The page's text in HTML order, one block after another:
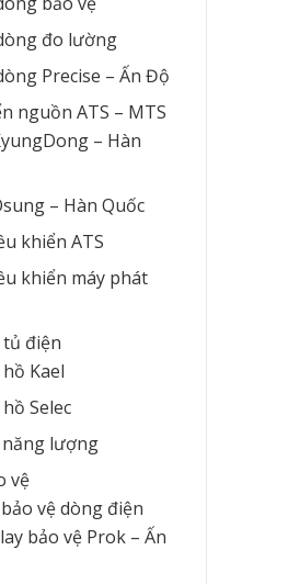
đo lường
Precise – Ấn Độ
nguồn ATS – MTS
– Hàn
– Hàn Quốc
khiển ATS
khiển máy phát
điện
Kael
Selec
năng lượng
vệ
vệ dòng điện
bảo vệ Prok – Ấn